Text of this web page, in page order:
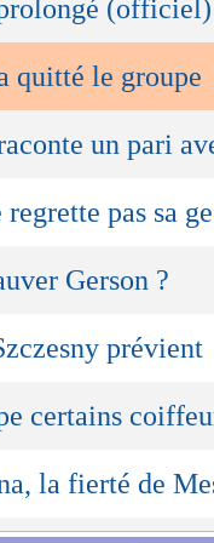
(officiel)
quitté le groupe
un pari
regrette pas sa
Gerson ?
prévient
certains
la fierté de